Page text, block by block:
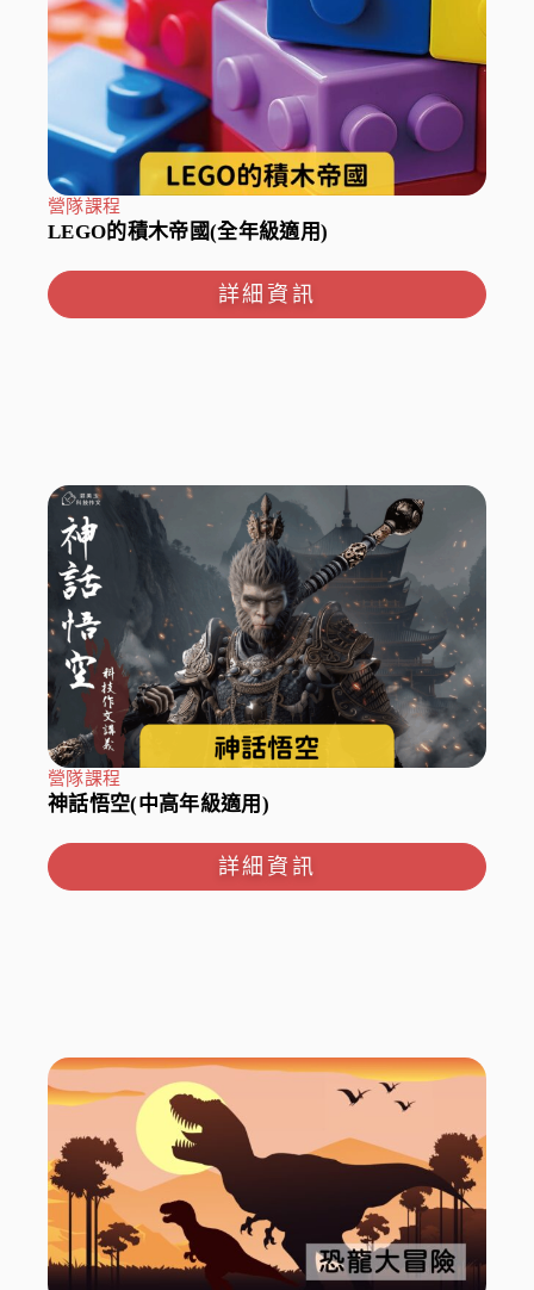
營隊課程
LEGO的積木帝國(全年級適用)
詳細資訊
營隊課程
神話悟空(中高年級適用)
詳細資訊